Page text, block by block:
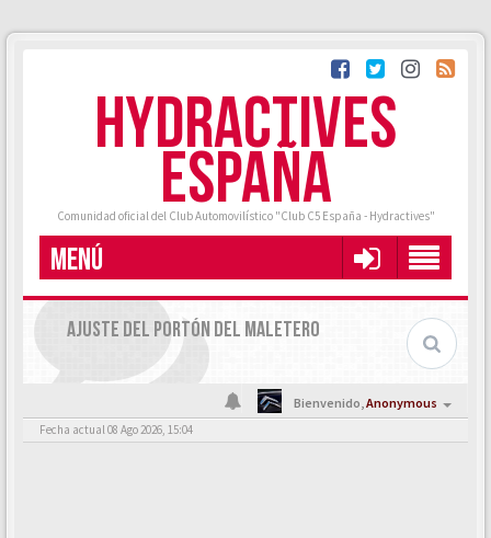
HYDRACTIVES
ESPAÑA
Comunidad oficial del Club Automovilístico "Club C5 España - Hydractives"
MENÚ
AJUSTE DEL PORTÓN DEL MALETERO
Bienvenido,Anonymous
Fecha actual 08 Ago 2026, 15:04